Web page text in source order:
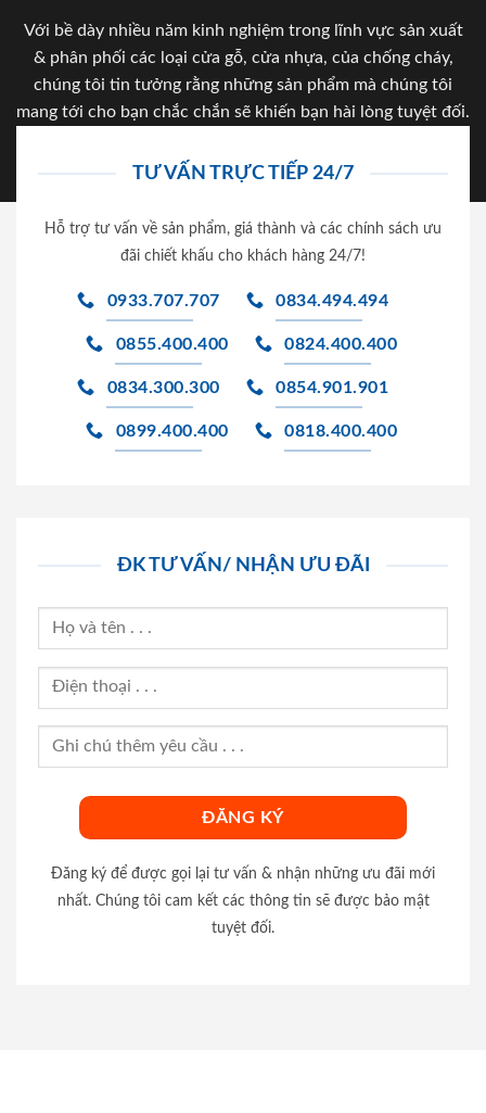
Với bề dày nhiều năm kinh nghiệm trong lĩnh vực sản xuất
& phân phối các loại cửa gỗ, cửa nhựa, của chống cháy,
chúng tôi tin tưởng rằng những sản phẩm mà chúng tôi
mang tới cho bạn chắc chắn sẽ khiến bạn hài lòng tuyệt đối.
TƯ VẤN TRỰC TIẾP 24/7
Hỗ trợ tư vấn về sản phẩm, giá thành và các chính sách ưu
đãi chiết khấu cho khách hàng 24/7!
0933.707.707 0834.494.494
0855.400.400 0824.400.400
0834.300.300 0854.901.901
0899.400.400 0818.400.400
ĐK TƯ VẤN/ NHẬN ƯU ĐÃI
Đăng ký để được gọi lại tư vấn & nhận những ưu đãi mới
nhất. Chúng tôi cam kết các thông tin sẽ được bảo mật
tuyệt đối.